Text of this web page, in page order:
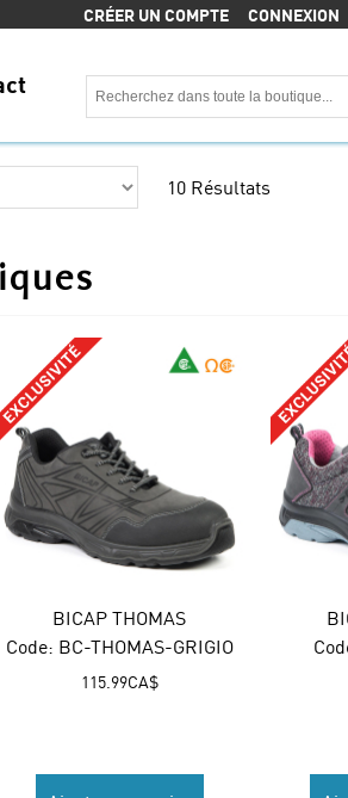
CRÉER UN COMPTE CONNEXION
10 Résultats
BICAP THOMAS
Code: BC-THOMAS-GRIGIO
CA$
115.99